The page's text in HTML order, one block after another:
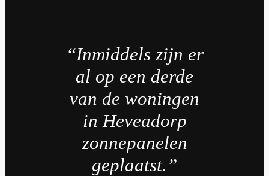
“Inmiddels zijn er
al op een derde
van de woningen
in Heveadorp
zonnepanelen
geplaatst.”